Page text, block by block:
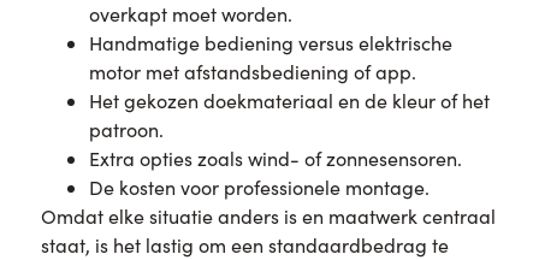
overkapt moet worden.
Handmatige bediening versus elektrische
motor met afstandsbediening of app.
Het gekozen doekmateriaal en de kleur of het
patroon.
Extra opties zoals wind- of zonnesensoren.
De kosten voor professionele montage.
Omdat elke situatie anders is en maatwerk centraal
staat, is het lastig om een standaardbedrag te